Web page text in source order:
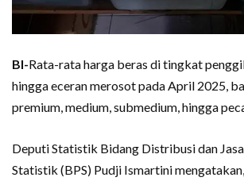
BI-Rata-rata harga beras di tingkat
hingga eceran merosot pada April 2025,
premium, medium, submedium, hingga
Deputi Statistik Bidang Distribusi dan
Statistik (BPS) Pudji Ismartini